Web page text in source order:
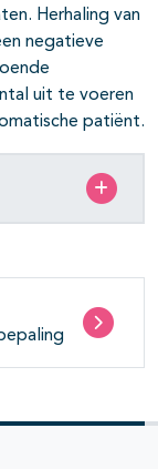
Herhaling van
negatieve
uit te voeren
patiënt.